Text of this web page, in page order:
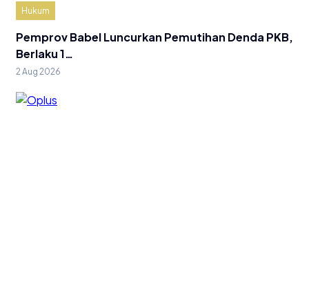
Hukum
Pemprov Babel Luncurkan Pemutihan Denda PKB,
Berlaku 1…
2 Aug 2026